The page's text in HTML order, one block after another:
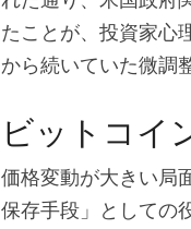
たことが、投資家心
から続いていた微調
ビットコイ
価格変動が大きい局
保存手段」としての